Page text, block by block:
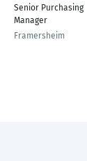
Senior Purchasing
Manager
Framersheim